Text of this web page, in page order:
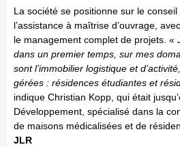
La société se positionne sur le
l’assistance à maîtrise d’ouvrage,
le management complet de projets. «
dans un premier temps, sur mes
sont l’immobilier logistique et
gérées : résidences étudiantes et
indique Christian Kopp, qui était
Développement, spécialisé dans la
de maisons médicalisées et de
JLR